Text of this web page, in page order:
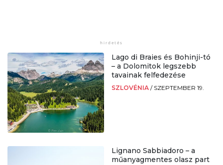
Lago di Braies és Bohinji-tó
– a Dolomitok legszebb
tavainak felfedezése
SZLOVÉNIA / SZEPTEMBER 19.
Lignano Sabbiadoro – a
műanyagmentes olasz part